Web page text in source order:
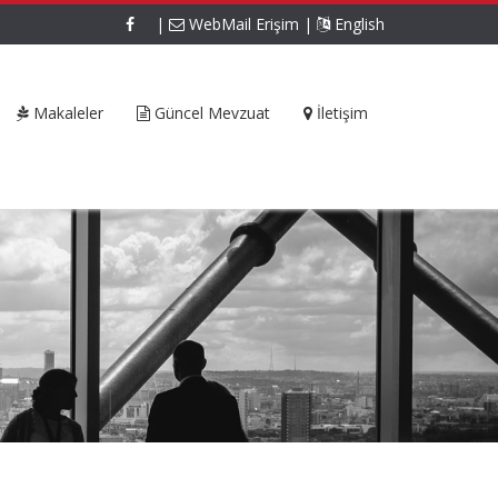
| WebMail Erişim | English
Makaleler Güncel Mevzuat İletişim